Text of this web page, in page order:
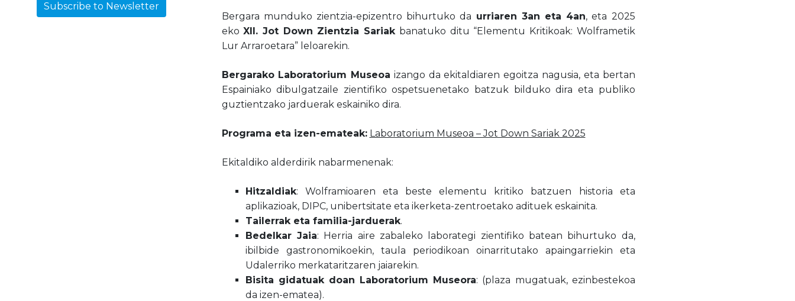
Subscribe to Newsletter
Bergara munduko zientzia-epizentro bihurtuko da urriaren 3an eta 4an, eta 2025
ekoXII. Jot Down Zientzia Sariak banatuko ditu “Elementu Kritikoak: Wolframetik
Lur Arraroetara” leloarekin.
Bergarako Laboratorium Museoa izango da ekitaldiaren egoitza nagusia, eta bertan
Espainiako dibulgatzaile zientifiko ospetsuenetako batzuk bilduko dira eta publiko
guztientzako jarduerak eskainiko dira.
Programa eta izen-emateak: Laboratorium Museoa – Jot Down Sariak 2025
Ekitaldiko alderdirik nabarmenenak:
Hitzaldiak: Wolframioaren eta beste elementu kritiko batzuen historia eta
aplikazioak, DIPC, unibertsitate eta ikerketa-zentroetako adituek eskainita.
Tailerrak eta familia-jarduerak.
Bedelkar Jaia: Herria aire zabaleko laborategi zientifiko batean bihurtuko da,
ibilbide gastronomikoekin, taula periodikoan oinarritutako apaingarriekin eta
Udalerriko merkataritzaren jaiarekin.
Bisita gidatuak doan Laboratorium Museora: (plaza mugatuak, ezinbestekoa
da izen-ematea).